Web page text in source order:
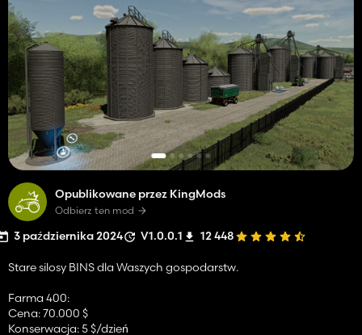
Opublikowane przez KingMods
Odbierz ten mod
3 października 2024 V1.0.0.1 12 448
Stare silosy BINS dla Waszych gospodarstw.
Farma 400:
Cena: 70.000 $
Konserwacja: 5 $/dzień